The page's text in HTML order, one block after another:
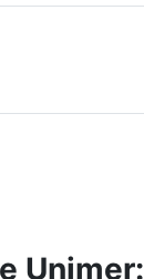
Unimer: